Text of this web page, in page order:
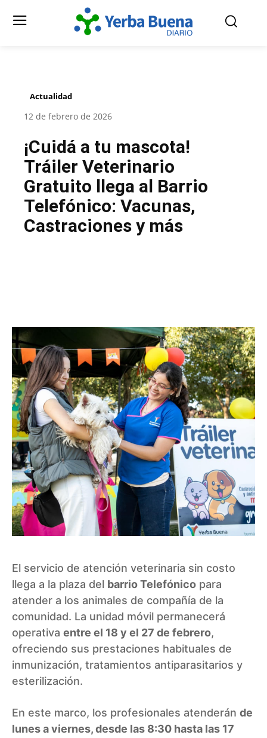
Actualidad
12 de febrero de 2026
¡Cuidá a tu mascota!
Tráiler Veterinario
Gratuito llega al Barrio
Telefónico: Vacunas,
Castraciones y más
El servicio de atención veterinaria sin costo
llega a la plaza del barrio Telefónico para
atender a los animales de compañía de la
comunidad. La unidad móvil permanecerá
operativa entre el 18 y el 27 de febrero,
ofreciendo sus prestaciones habituales de
inmunización, tratamientos antiparasitarios y
esterilización.
En este marco, los profesionales atenderán de
lunes a viernes, desde las 8:30 hasta las 17